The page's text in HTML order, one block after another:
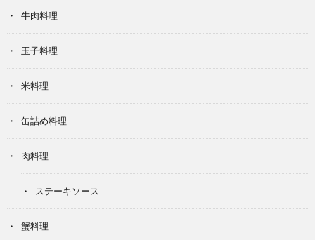
牛肉料理
玉子料理
米料理
缶詰め料理
肉料理
ステーキソース
蟹料理